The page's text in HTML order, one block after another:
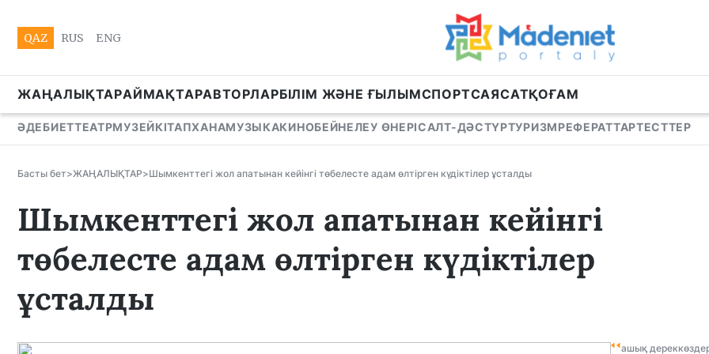
QAZ RUS ENG
ЖАҢАЛЫҚТАРАЙМАҚТАРАВТОРЛАРБІЛІМ ЖӘНЕ ҒЫЛЫМСПОРТСАЯСАТҚОҒАМ
ӘДЕБИЕТТЕАТРМУЗЕЙКІТАПХАНАМУЗЫКАКИНОБЕЙНЕЛЕУ ӨНЕРІСАЛТ-ДӘСТҮРТУРИЗМРЕФЕРАТТАРТЕСТТЕР
Басты бет>ЖАҢАЛЫҚТАР>Шымкенттегі жол апатынан кейінгі төбелесте адам өлтірген күдіктілер ұсталды
Шымкенттегі жол апатынан кейінгі
төбелесте адам өлтірген күдіктілер
ұсталды
ашық